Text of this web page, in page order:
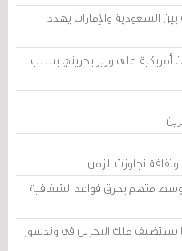
السعودية والإمارات يهدد
على وزير بحريني بسبب
تجاوزت الزمن
متهم بخرق قواعد الشفافية
يستضيف ملك البحرين في وندسور